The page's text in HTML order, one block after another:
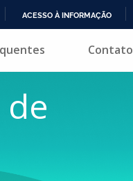
ACESSO À INFORMAÇÃO
Contato